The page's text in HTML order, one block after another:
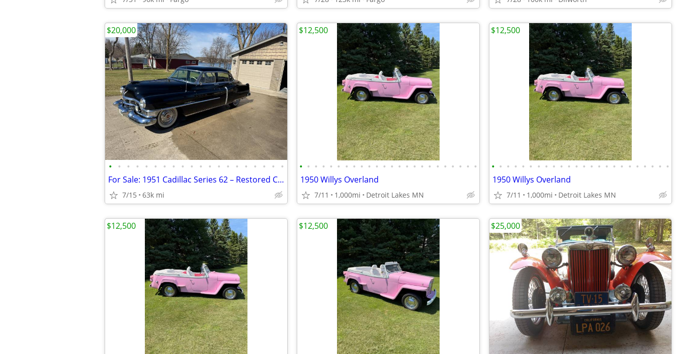
• • • • • • • • • • • • • • • • • • • •
For Sale: 1951 Cadillac Series 62 – Restored Classic | Maintenance Rec
7/15 63k mi
$20,000
• • • • • • • • • • • • • • • • • • • • • • • •
1950 Willys Overland
7/11 1,000mi Detroit Lakes MN
$12,500
• • • • • • • • • • • • • • • • • • • • • • • •
1950 Willys Overland
7/11 1,000mi Detroit Lakes MN
$12,500
$12,500 $12,500 $25,000